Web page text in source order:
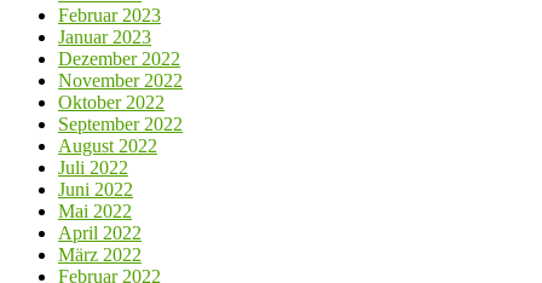
Februar 2023
Januar 2023
Dezember 2022
November 2022
Oktober 2022
September 2022
August 2022
Juli 2022
Juni 2022
Mai 2022
April 2022
März 2022
Februar 2022